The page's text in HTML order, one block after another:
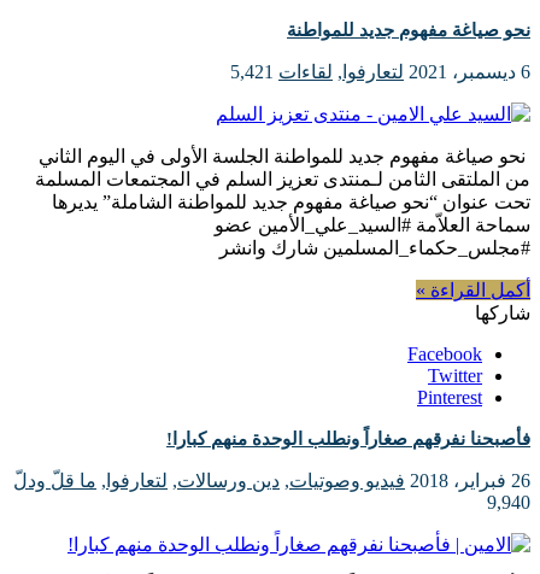
نحو صياغة مفهوم جديد للمواطنة
6 ديسمبر، 2021 لتعارفوا , لقاءات 5,421
نحو صياغة مفهوم جديد للمواطنة الجلسة الأولى في اليوم الثاني
من الملتقى الثامن لـمنتدى تعزيز السلم في المجتمعات المسلمة
تحت عنوان “نحو صياغة مفهوم جديد للمواطنة الشاملة” يديرها
سماحة العلاّمة #السيد_علي_الأمين عضو
#مجلس_حكماء_المسلمين شارك وانشر
أكمل القراءة »
شاركها
Facebook
Twitter
Pinterest
فأصبحنا نفرقهم صغاراً ونطلب الوحدة منهم كبارا!
26 فبراير، 2018 فيديو وصوتيات, دين ورسالات, لتعارفوا , ما قلّ ودلّ
9,940